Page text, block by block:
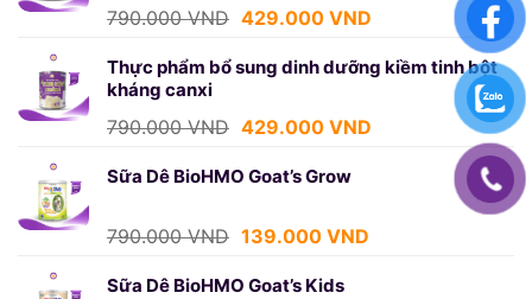
439.000 VND.
790.000VND Giá
là:
429.000 VNDGiá
tại
429.000 VND.
Thực phẩm bổ sung dinh dưỡng kiềm tinh bột
kháng canxi
790.000VND Giá
là:
429.000 VNDGiá
Sữa Dê BioHMO Goat’s Grow
790.000VND Giá
là:
139.000 VNDGiá
Sữa Dê BioHMO Goat’s Kids